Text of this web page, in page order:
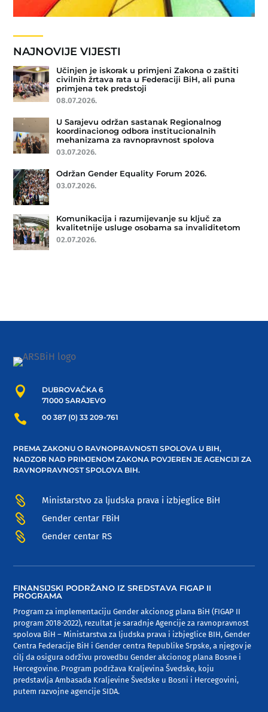
NAJNOVIJE VIJESTI
Učinjen je iskorak u primjeni Zakona o zaštiti
civilnih žrtava rata u Federaciji BiH, ali puna
primjena tek predstoji
08.07.2026.
U Sarajevu održan sastanak Regionalnog
koordinacionog odbora institucionalnih
mehanizama za ravnopravnost spolova
03.07.2026.
Održan Gender Equality Forum 2026.
03.07.2026.
Komunikacija i razumijevanje su ključ za
kvalitetnije usluge osobama sa invaliditetom
02.07.2026.

DUBROVAČKA 6
71000 SARAJEVO
 00 387 (0) 33 209-761
PREMA ZAKONU O RAVNOPRAVNOSTI SPOLOVA U BIH,
NADZOR NAD PRIMJENOM ZAKONA POVJEREN JE AGENCIJI ZA
RAVNOPRAVNOST SPOLOVA BIH.
 Ministarstvo za ljudska prava i izbjeglice BiH
 Gender centar FBiH
 Gender centar RS
FINANSIJSKI PODRŽANO IZ SREDSTAVA FIGAP II
PROGRAMA
Program za implementaciju Gender akcionog plana BiH (FIGAP II
program 2018-2022), rezultat je saradnje Agencije za ravnopravnost
spolova BiH – Ministarstva za ljudska prava i izbjeglice BIH, Gender
Centra Federacije BiH i Gender centra Republike Srpske, a njegov je
cilj da osigura održivu provedbu Gender akcionog plana Bosne i
Hercegovine. Program podržava Kraljevina Švedske, koju
predstavlja Ambasada Kraljevine Švedske u Bosni i Hercegovini,
putem razvojne agencije SIDA.